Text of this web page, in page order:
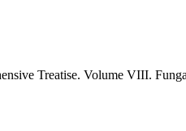
Treatise. Volume VIII.